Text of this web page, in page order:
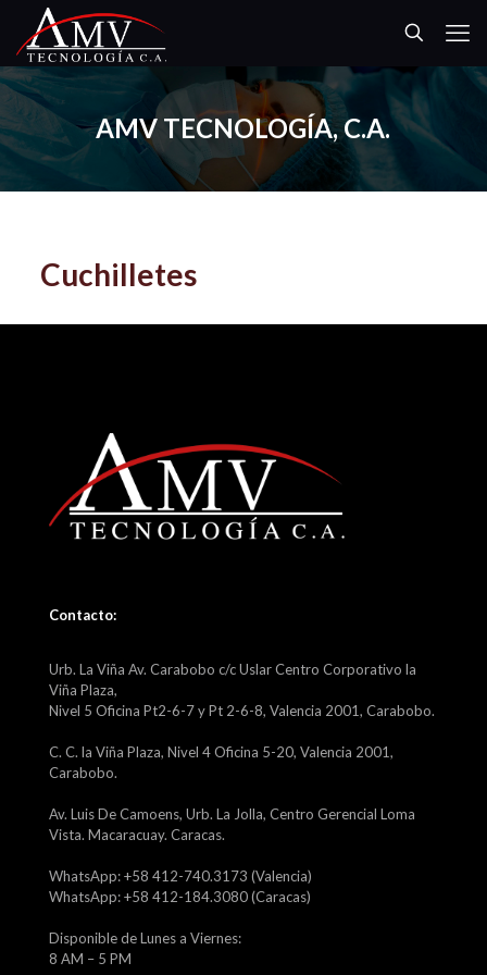
AMV TECNOLOGÍA, C.A.
Cuchilletes
Contacto:
Urb. La Viña Av. Carabobo c/c Uslar Centro Corporativo la
Viña Plaza,
Nivel 5 Oficina Pt2-6-7 y Pt 2-6-8, Valencia 2001, Carabobo.
C. C. la Viña Plaza, Nivel 4 Oficina 5-20, Valencia 2001,
Carabobo.
Av. Luis De Camoens, Urb. La Jolla, Centro Gerencial Loma
Vista. Macaracuay. Caracas.
WhatsApp: +58 412-740.3173 (Valencia)
WhatsApp: +58 412-184.3080 (Caracas)
Disponible de Lunes a Viernes:
8 AM – 5 PM